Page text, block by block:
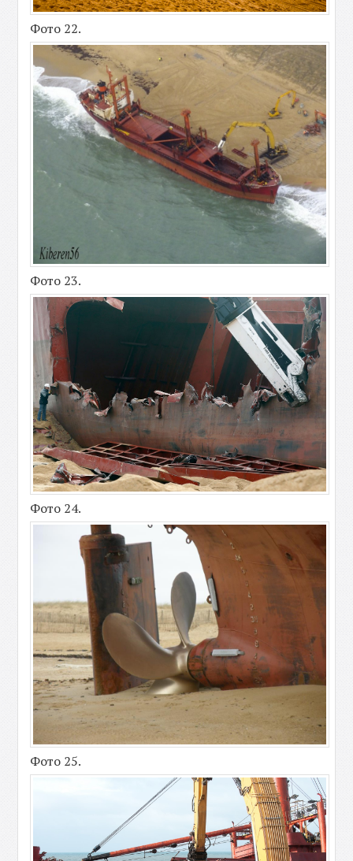
Фото 22.
Фото 23.
Фото 24.
Фото 25.